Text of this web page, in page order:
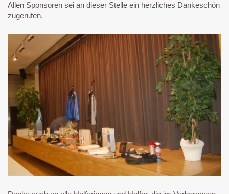
Allen Sponsoren sei an dieser Stelle ein herzliches Dankeschön
zugerufen.